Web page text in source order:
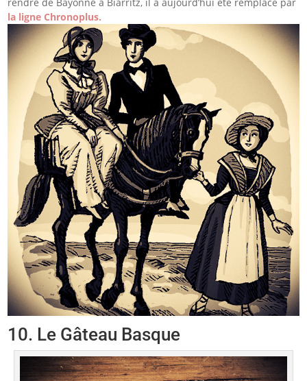
la ligne Chronoplus.
10. Le Gâteau Basque